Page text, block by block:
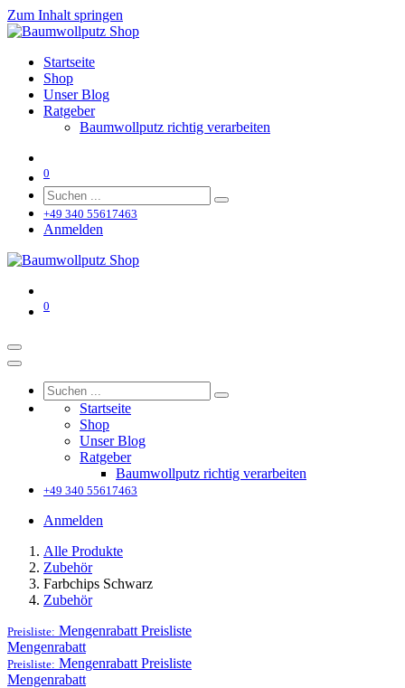
Zum Inhalt springen
Startseite
Shop
Unser Blog
Ratgeber
Baumwollputz richtig verarbeiten
0
+49 340 55617463
Anmelden
0
Startseite
Shop
Unser Blog
Ratgeber
Baumwollputz richtig verarbeiten
+49 340 55617463
Anmelden
Alle Produkte
Zubehör
Farbchips Schwarz
Zubehör
Preisliste: Mengenrabatt Preisliste
Mengenrabatt
Preisliste: Mengenrabatt Preisliste
Mengenrabatt